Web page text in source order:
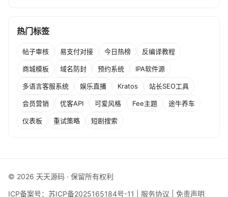
热门标签
帖子审核 易支付对接 今日热榜 反编译教程
商城模板 域名防封 预约系统 IPA软件源
多语言客服系统 娱乐直播 Kratos 站长SEO工具
会员营销 优客API 可爱风格 Fee主题 途牛养车
仪表板 重试策略 短剧搜索
© 2026 天天源码 · 保留所有权利
ICP备案号： 苏ICP备2025165184号-11 服务协议 免责声明